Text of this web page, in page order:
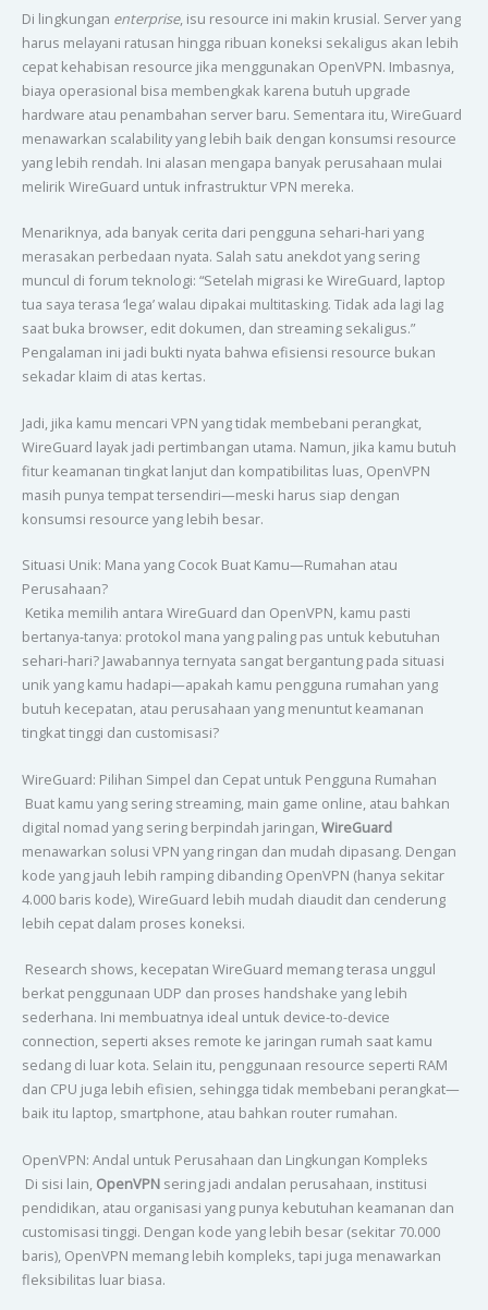
Di lingkungan enterprise, isu resource ini makin krusial. Server yang
harus melayani ratusan hingga ribuan koneksi sekaligus akan lebih
cepat kehabisan resource jika menggunakan OpenVPN. Imbasnya,
biaya operasional bisa membengkak karena butuh upgrade
hardware atau penambahan server baru. Sementara itu, WireGuard
menawarkan scalability yang lebih baik dengan konsumsi resource
yang lebih rendah. Ini alasan mengapa banyak perusahaan mulai
melirik WireGuard untuk infrastruktur VPN mereka.
Menariknya, ada banyak cerita dari pengguna sehari-hari yang
merasakan perbedaan nyata. Salah satu anekdot yang sering
muncul di forum teknologi: “Setelah migrasi ke WireGuard, laptop
tua saya terasa ‘lega’ walau dipakai multitasking. Tidak ada lagi lag
saat buka browser, edit dokumen, dan streaming sekaligus.”
Pengalaman ini jadi bukti nyata bahwa efisiensi resource bukan
sekadar klaim di atas kertas.
Jadi, jika kamu mencari VPN yang tidak membebani perangkat,
WireGuard layak jadi pertimbangan utama. Namun, jika kamu butuh
fitur keamanan tingkat lanjut dan kompatibilitas luas, OpenVPN
masih punya tempat tersendiri—meski harus siap dengan
konsumsi resource yang lebih besar.
Situasi Unik: Mana yang Cocok Buat Kamu—Rumahan atau
Perusahaan?
Ketika memilih antara WireGuard dan OpenVPN, kamu pasti
bertanya-tanya: protokol mana yang paling pas untuk kebutuhan
sehari-hari? Jawabannya ternyata sangat bergantung pada situasi
unik yang kamu hadapi—apakah kamu pengguna rumahan yang
butuh kecepatan, atau perusahaan yang menuntut keamanan
tingkat tinggi dan customisasi?
WireGuard: Pilihan Simpel dan Cepat untuk Pengguna Rumahan
Buat kamu yang sering streaming, main game online, atau bahkan
digital nomad yang sering berpindah jaringan,WireGuard
menawarkan solusi VPN yang ringan dan mudah dipasang. Dengan
kode yang jauh lebih ramping dibanding OpenVPN (hanya sekitar
4.000 baris kode), WireGuard lebih mudah diaudit dan cenderung
lebih cepat dalam proses koneksi.
Research shows, kecepatan WireGuard memang terasa unggul
berkat penggunaan UDP dan proses handshake yang lebih
sederhana. Ini membuatnya ideal untuk device-to-device
connection, seperti akses remote ke jaringan rumah saat kamu
sedang di luar kota. Selain itu, penggunaan resource seperti RAM
dan CPU juga lebih efisien, sehingga tidak membebani perangkat—
baik itu laptop, smartphone, atau bahkan router rumahan.
OpenVPN: Andal untuk Perusahaan dan Lingkungan Kompleks
Di sisi lain, OpenVPNsering jadi andalan perusahaan, institusi
pendidikan, atau organisasi yang punya kebutuhan keamanan dan
customisasi tinggi. Dengan kode yang lebih besar (sekitar 70.000
baris), OpenVPN memang lebih kompleks, tapi juga menawarkan
fleksibilitas luar biasa.